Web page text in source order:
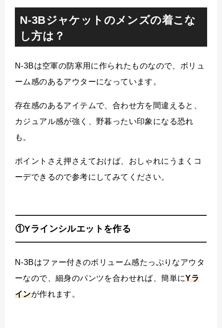
N-3Bジャケットのメンズの着こな
し方は？
N-3Bは空軍の防寒用に作られたものなので、ボリュ
ーム感のあるアウターになっています。
存在感のあるアイテムで、合わせ方を間違えると、
カジュアル感が強く、野暮ったい印象になる恐れ
も。
ポイントさえ押さえておけば、おしゃれにうまくコ
ーデできるので参考にしてみてください。
①Yラインシルエットを作る
N-3Bはファー付きのボリューム感たっぷりなアウタ
ーなので、細身のパンツを合わせれば、簡単にYラ
インが作れます。